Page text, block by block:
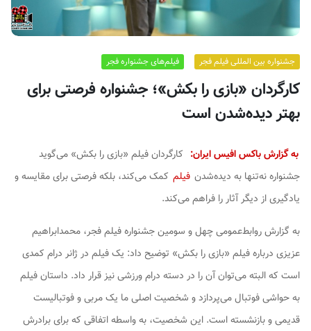
جشنواره بین المللی فیلم فجر فیلم‌های جشنواره فجر
کارگردان «بازی را بکش»؛ جشنواره فرصتی برای
بهتر دیده‌شدن است
به گزارش باکس افیس ایران: کارگردان فیلم «بازی را بکش» می‌گوید
جشنواره نه‌تنها به دیده‌شدن فیلم کمک می‌کند، بلکه فرصتی برای مقایسه و
یادگیری از دیگر آثار را فراهم می‌کند.
به گزارش روابط‌عمومی چهل و سومین جشنواره فیلم فجر، محمدابراهیم
عزیزی درباره فیلم «بازی را بکش» توضیح داد: یک فیلم در ژانر درام کمدی
است که البته می‌توان آن را در دسته درام ورزشی نیز قرار داد. داستان فیلم
به حواشی فوتبال می‌پردازد و شخصیت اصلی ما یک مربی و فوتبالیست
قدیمی و بازنشسته است. این شخصیت، به واسطه اتفاقی که برای برادرش